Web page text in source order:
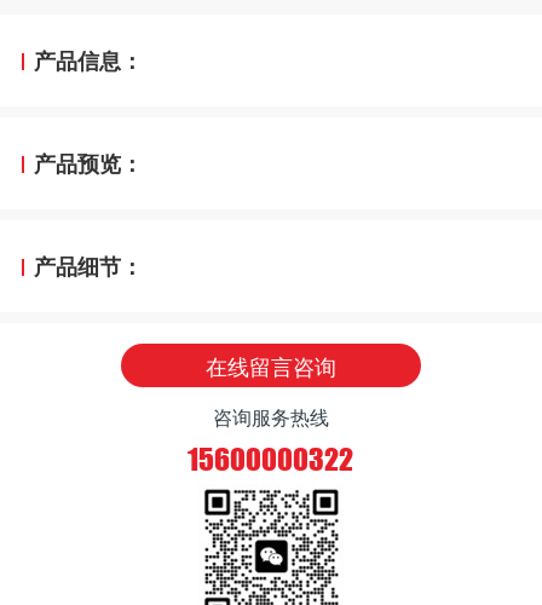
产品信息：
产品预览：
产品细节：
在线留言咨询
咨询服务热线
15600000322